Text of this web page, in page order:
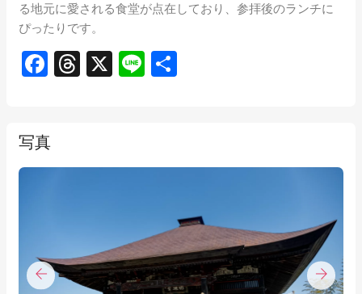
る地元に愛される食堂が点在しており、参拝後のランチに
ぴったりです。
Facebook
Threads
X Line
写真